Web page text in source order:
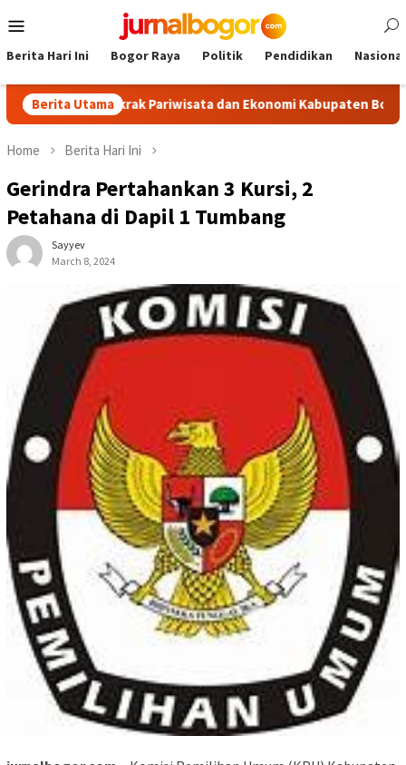
to
Menu
Berita Hari Ini Bogor Raya Politik Pendidikan Nasional
Berita Utama
Pariwisata dan Ekonomi Kabupaten Bogor
Home Berita Hari Ini
Gerindra Pertahankan 3 Kursi, 2
Petahana di Dapil 1 Tumbang
Sayyev
March 8, 2024